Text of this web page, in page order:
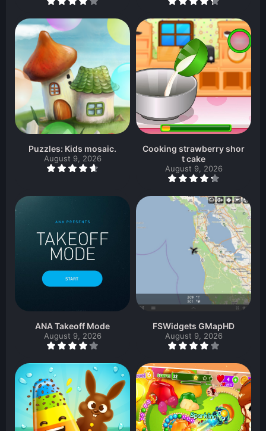
Puzzles: Kids mosaic.
August 9, 2026
Cooking strawberry shor
t cake
August 9, 2026
ANA Takeoff Mode
August 9, 2026
FSWidgets GMapHD
August 9, 2026